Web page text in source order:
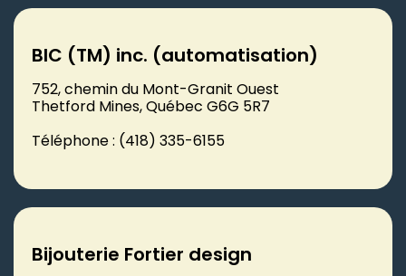
BIC (TM) inc. (automatisation)
752, chemin du Mont-Granit Ouest
Thetford Mines, Québec G6G 5R7
Téléphone : (418) 335-6155
Bijouterie Fortier design